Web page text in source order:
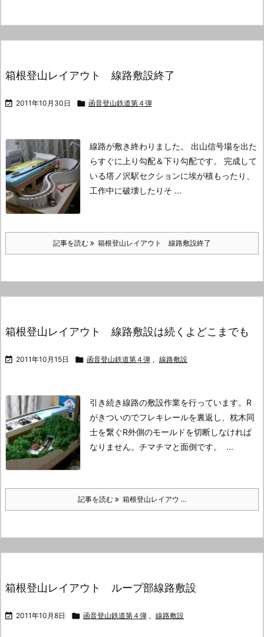
箱根登山レイアウト 線路敷設終了
 2011年10月30日  函音登山鉄道第４弾
線路が敷き終わりました。
出山信号場を出た
らすぐに上り勾配＆下り勾配です。
完成して
いる塔ノ沢駅セクションに埃が積もったり、
工作中に破壊したり そ ...
記事を読む 箱根登山レイアウト 線路敷設終了
箱根登山レイアウト 線路敷設は続くよどこまでも
 2011年10月15日  函音登山鉄道第４弾 , 線路敷設
引き続き線路の敷設作業を行っています。 R
がきついのでフレキレールを裏返し、枕木同
士を繋ぐR外側のモールドを切断しなければ
なりません。 チマチマと面倒です。 ...
記事を読む 箱根登山レイアウ ...
箱根登山レイアウト ループ部線路敷設
 2011年10月8日  函音登山鉄道第４弾 , 線路敷設